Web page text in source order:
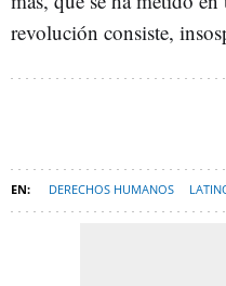
revolución consiste,
DERECHOS HUMANOS